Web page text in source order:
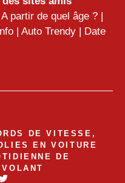
A partir de quel âge ? |
| Auto Trendy | Date
DE VITESSE,
EN VOITURE
DE